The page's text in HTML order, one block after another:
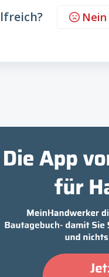
Nein